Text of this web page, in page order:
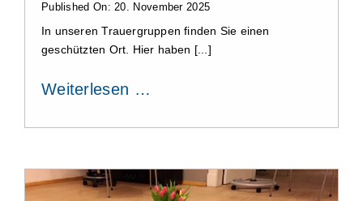
Published On: 20. November 2025
In unseren Trauergruppen finden Sie einen
geschützten Ort. Hier haben [...]
Weiterlesen …